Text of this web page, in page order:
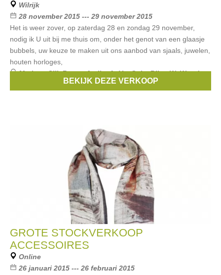
Wilrijk
28 november 2015 --- 29 november 2015
Het is weer zover, op zaterdag 28 en zondag 29 november,
nodig ik U uit bij me thuis om, onder het genot van een glaasje
bubbels, uw keuze te maken uit ons aanbod van sjaals, juwelen,
houten horloges,
Merken:Silk Route,Atelier AnVertSoie,Biba,WeWood,
Louison Libertin, ...
BEKIJK DEZE VERKOOP
GROTE STOCKVERKOOP
ACCESSOIRES
Online
26 januari 2015 --- 26 februari 2015